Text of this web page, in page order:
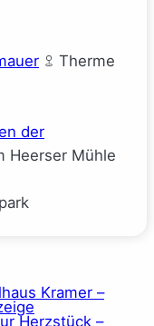
Therme
der
Heerser Mühle